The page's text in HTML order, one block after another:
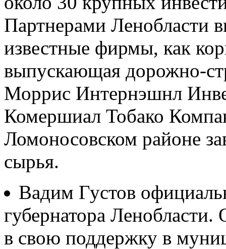
Партнерами Ленобласти
известные фирмы, как
выпускающая дорожно-
Моррис Интернэшнл
Комершиал Тобако
Ломоносовском районе
сырья.
Вадим Густов
губернатора
в свою поддержку в